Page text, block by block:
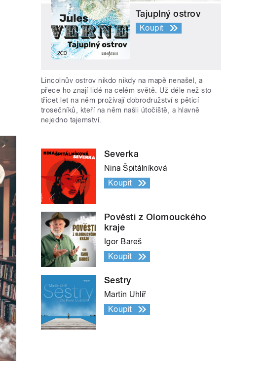
Tajuplný ostrov
Koupit
Lincolnův ostrov nikdo nikdy na mapě nenašel, a
přece ho znají lidé na celém světě. Už déle než sto
třicet let na něm prožívají dobrodružství s pěticí
trosečníků, kteří na něm našli útočiště, a hlavně
nejedno tajemství.
Severka
Nina Špitálníková
Koupit
Pověsti z Olomouckého
kraje
Igor Bareš
Koupit
Sestry
Martin Uhlíř
Koupit